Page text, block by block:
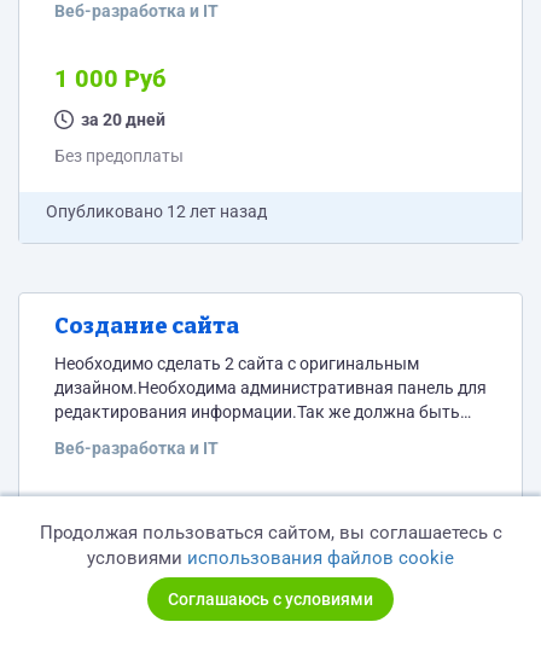
Веб-разработка и IT
1 000 Руб
за 20 дней
Без предоплаты
Опубликовано 12 лет назад
Создание сайта
Необходимо сделать 2 сайта с оригинальным
дизайном.Необходима административная панель для
редактирования информации.Так же должна быть
ваших предложений по срокам и ценам
Веб-разработка и IT
за 30 дней
Без предоплаты
Продолжая пользоваться сайтом, вы соглашаетесь с
условиями использования файлов cookie
Соглашаюсь с условиями